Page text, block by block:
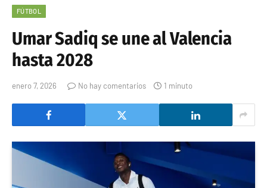
FÚTBOL
Umar Sadiq se une al Valencia
hasta 2028
enero 7, 2026 No hay comentarios 1 minuto